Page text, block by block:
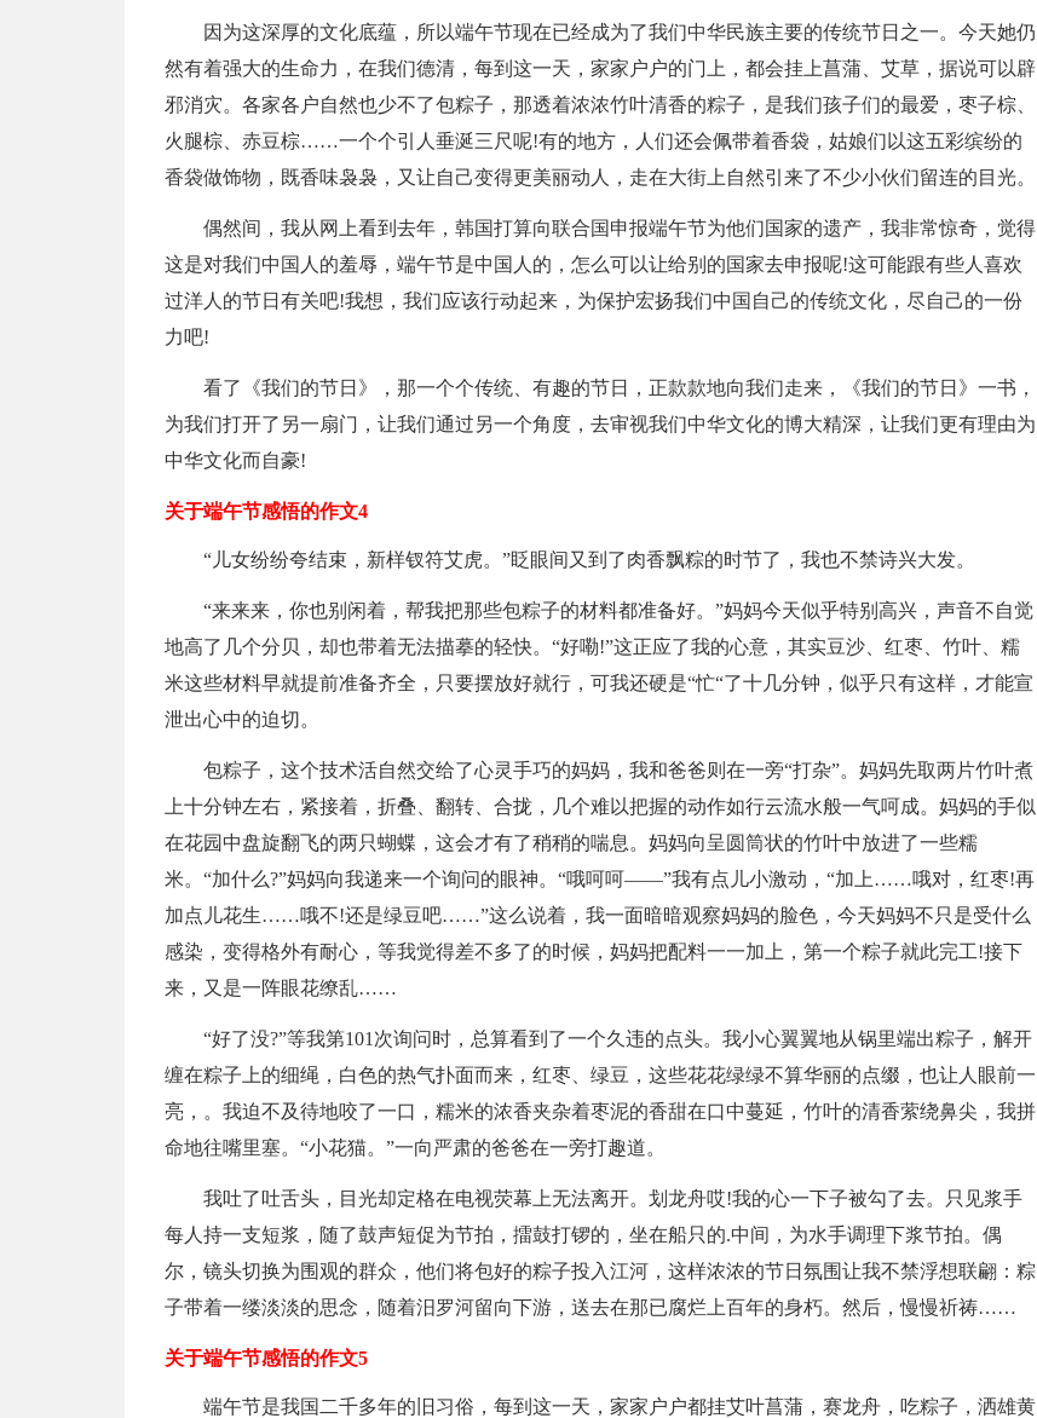
因为这深厚的文化底蕴，所以端午节现在已经成为了我们中华民族主要的传统节日之一。今天她仍
然有着强大的生命力，在我们德清，每到这一天，家家户户的门上，都会挂上菖蒲、艾草，据说可以辟
邪消灾。各家各户自然也少不了包粽子，那透着浓浓竹叶清香的粽子，是我们孩子们的最爱，枣子棕、
火腿棕、赤豆棕……一个个引人垂涎三尺呢!有的地方，人们还会佩带着香袋，姑娘们以这五彩缤纷的
香袋做饰物，既香味袅袅，又让自己变得更美丽动人，走在大街上自然引来了不少小伙们留连的目光。
偶然间，我从网上看到去年，韩国打算向联合国申报端午节为他们国家的遗产，我非常惊奇，觉得
这是对我们中国人的羞辱，端午节是中国人的，怎么可以让给别的国家去申报呢!这可能跟有些人喜欢
过洋人的节日有关吧!我想，我们应该行动起来，为保护宏扬我们中国自己的传统文化，尽自己的一份
力吧!
看了《我们的节日》，那一个个传统、有趣的节日，正款款地向我们走来，《我们的节日》一书，
为我们打开了另一扇门，让我们通过另一个角度，去审视我们中华文化的博大精深，让我们更有理由为
中华文化而自豪!
关于端午节感悟的作文4
“儿女纷纷夸结束，新样钗符艾虎。”眨眼间又到了肉香飘粽的时节了，我也不禁诗兴大发。
“来来来，你也别闲着，帮我把那些包粽子的材料都准备好。”妈妈今天似乎特别高兴，声音不自觉
地高了几个分贝，却也带着无法描摹的轻快。“好嘞!”这正应了我的心意，其实豆沙、红枣、竹叶、糯
米这些材料早就提前准备齐全，只要摆放好就行，可我还硬是“忙“了十几分钟，似乎只有这样，才能宣
泄出心中的迫切。
包粽子，这个技术活自然交给了心灵手巧的妈妈，我和爸爸则在一旁“打杂”。妈妈先取两片竹叶煮
上十分钟左右，紧接着，折叠、翻转、合拢，几个难以把握的动作如行云流水般一气呵成。妈妈的手似
在花园中盘旋翻飞的两只蝴蝶，这会才有了稍稍的喘息。妈妈向呈圆筒状的竹叶中放进了一些糯
米。“加什么?”妈妈向我递来一个询问的眼神。“哦呵呵——”我有点儿小激动，“加上……哦对，红枣!再
加点儿花生……哦不!还是绿豆吧……”这么说着，我一面暗暗观察妈妈的脸色，今天妈妈不只是受什么
感染，变得格外有耐心，等我觉得差不多了的时候，妈妈把配料一一加上，第一个粽子就此完工!接下
来，又是一阵眼花缭乱……
“好了没?”等我第101次询问时，总算看到了一个久违的点头。我小心翼翼地从锅里端出粽子，解开
缠在粽子上的细绳，白色的热气扑面而来，红枣、绿豆，这些花花绿绿不算华丽的点缀，也让人眼前一
亮，。我迫不及待地咬了一口，糯米的浓香夹杂着枣泥的香甜在口中蔓延，竹叶的清香萦绕鼻尖，我拼
命地往嘴里塞。“小花猫。”一向严肃的爸爸在一旁打趣道。
我吐了吐舌头，目光却定格在电视荧幕上无法离开。划龙舟哎!我的心一下子被勾了去。只见浆手
每人持一支短浆，随了鼓声短促为节拍，擂鼓打锣的，坐在船只的.中间，为水手调理下浆节拍。偶
尔，镜头切换为围观的群众，他们将包好的粽子投入江河，这样浓浓的节日氛围让我不禁浮想联翩：粽
子带着一缕淡淡的思念，随着汨罗河留向下游，送去在那已腐烂上百年的身朽。然后，慢慢祈祷……
关于端午节感悟的作文5
端午节是我国二千多年的旧习俗，每到这一天，家家户户都挂艾叶菖蒲，赛龙舟，吃粽子，洒雄黄